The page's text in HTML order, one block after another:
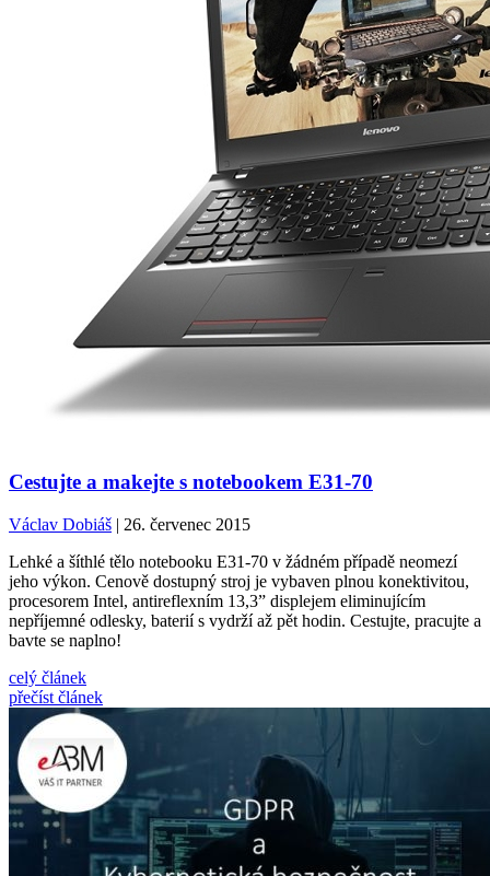
Cestujte a makejte s notebookem E31-70
Václav Dobiáš | 26. červenec 2015
Lehké a šíthlé tělo notebooku E31-70 v žádném případě neomezí
jeho výkon. Cenově dostupný stroj je vybaven plnou konektivitou,
procesorem Intel, antireflexním 13,3” displejem eliminujícím
nepříjemné odlesky, baterií s vydrží až pět hodin. Cestujte, pracujte a
bavte se naplno!
celý článek
přečíst článek